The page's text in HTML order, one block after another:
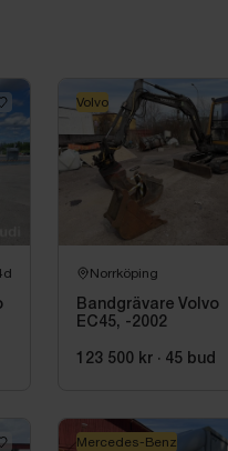
Norrköping
Bandgrävare Volvo
EC45, -2002
123 500 kr · 45 bud
Volvo
Mercedes-Benz